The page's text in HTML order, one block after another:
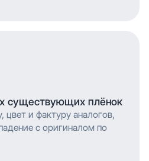
существующих плёнок
цвет и фактуру аналогов,
с оригиналом по